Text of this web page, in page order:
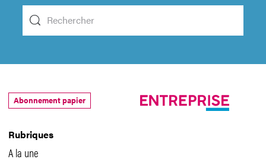
Rubriques
A la une
Abonnement papier